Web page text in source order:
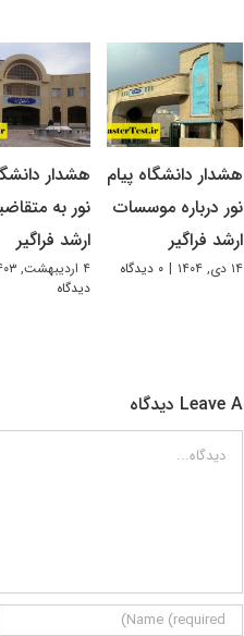
هشدار دانشگاه پیام
نور درباره موسسات
ارشد فراگیر
۱۴ دی, ۱۴۰۴ | ۰ دیدگاه
هشدار
نور به
ارشد فراگیر
۴ اردیبهشت, ۱۴۰۳
دیدگاه
Leave A دیدگاه
دیدگاه